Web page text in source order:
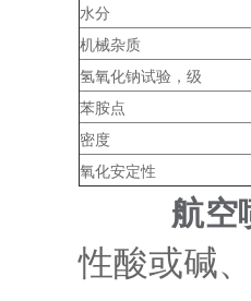
水分
机械杂质
氢氧化钠试验，级
苯胺点
密度
氧化安定性
航空
性酸或碱